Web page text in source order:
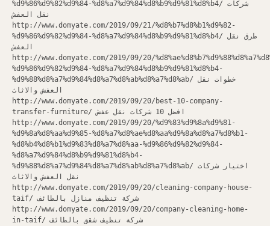
%d9%86%d9%82%d9%84-%d8%a7%d9%84%d8%b9%d9%81%d8%b4/ شركات
نقل العفش
http://www.domyate.com/2019/09/21/%d8%b7%d8%b1%d9%82-
%d9%86%d9%82%d9%84-%d8%a7%d9%84%d8%b9%d9%81%d8%b4/ طرق نقل
العفش
http://www.domyate.com/2019/09/20/
%d9%86%d9%82%d9%84-%d8%a7%d9%84%d8%b9%d9%81%d8%b4-
%d9%88%d8%a7%d9%84%d8%a7%d8%ab%d8%a7%d8%ab/ خطوات نقل
العفش والاثاث
http://www.domyate.com/2019/09/20/best-10-company-
transfer-furniture/ افضل 10 شركات نقل عفش
http://www.domyate.com/2019/09/20/%d9%83%d9%8a%d9%81-
%d9%8a%d8%aa%d9%85-%d8%a7%d8%ae%d8%aa%d9%8a%d8%a7%d8%b1-
%d8%b4%d8%b1%d9%83%d8%a7%d8%aa-%d9%86%d9%82%d9%84-
%d8%a7%d9%84%d8%b9%d9%81%d8%b4-
%d9%88%d8%a7%d9%84%d8%a7%d8%ab%d8%a7%d8%ab/ اختيار شركات
نقل العفش والاثاث
http://www.domyate.com/2019/09/20/cleaning-company-house-
taif/ شركة تنظيف منازل بالطائف
http://www.domyate.com/2019/09/20/company-cleaning-home-
in-taif/ شركة تنظيف شقق بالطائف